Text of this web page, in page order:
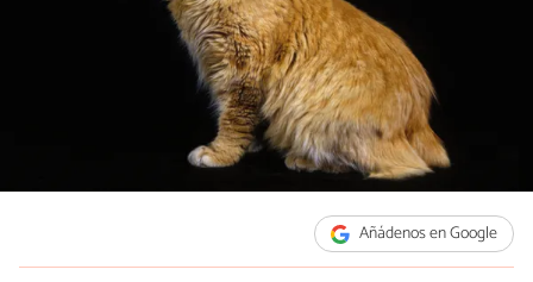
Añádenos en Google